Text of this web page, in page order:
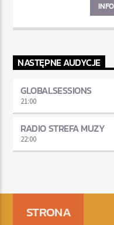
NASTĘPNE AUDYCJE
GLOBALSESSIONS
21:00
RADIO STREFA MUZY
22:00
STRONA